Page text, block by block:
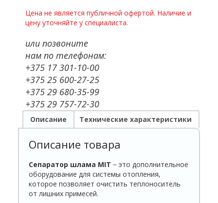
Цена не является публичной офертой. Наличие и
цену уточняйте у специалиста.
или позвоните
нам по телефонам:
+375 17 301-10-00
+375 25 600-27-25
+375 29 680-35-99
+375 29 757-72-30
Описание Технические характеристики
Описание товара
Сепаратор шлама MIT − это дополнительное
оборудование для системы отопления,
которое позволяет очистить теплоноситель
от лишних примесей.